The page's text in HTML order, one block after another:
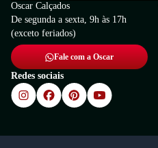
Oscar Calçados
De segunda a sexta, 9h às 17h
(exceto feriados)
Fale com a Oscar
Redes sociais